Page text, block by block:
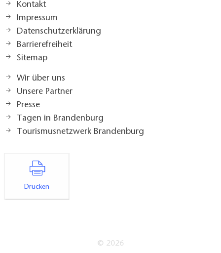
Kontakt
Impressum
Datenschutzerklärung
Barrierefreiheit
Sitemap
Wir über uns
Unsere Partner
Presse
Tagen in Brandenburg
Tourismusnetzwerk Brandenburg
Drucken
© 2026